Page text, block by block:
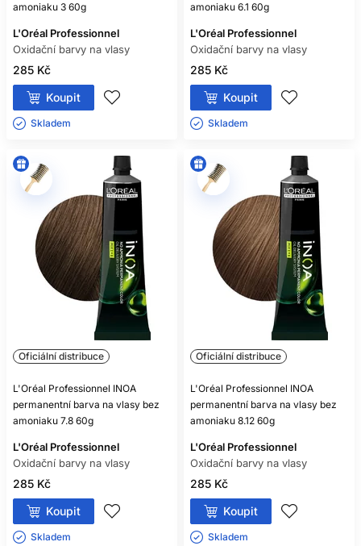
amoniaku 3 60g
L'Oréal Professionnel
Oxidační barvy na vlasy
285 Kč
Koupit
Skladem ㅤ
amoniaku 6.1 60g
L'Oréal Professionnel
Oxidační barvy na vlasy
285 Kč
Koupit
Skladem ㅤ
Oficiální distribuce
L'Oréal Professionnel INOA
permanentní barva na vlasy bez
amoniaku 7.8 60g
L'Oréal Professionnel
Oxidační barvy na vlasy
285 Kč
Koupit
Skladem ㅤ
Oficiální distribuce
L'Oréal Professionnel INOA
permanentní barva na vlasy bez
amoniaku 8.12 60g
L'Oréal Professionnel
Oxidační barvy na vlasy
285 Kč
Koupit
Skladem ㅤ